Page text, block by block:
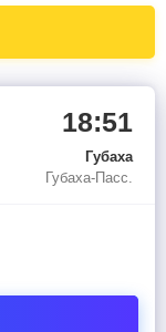
18:51
Губаха
Губаха-Пасс.